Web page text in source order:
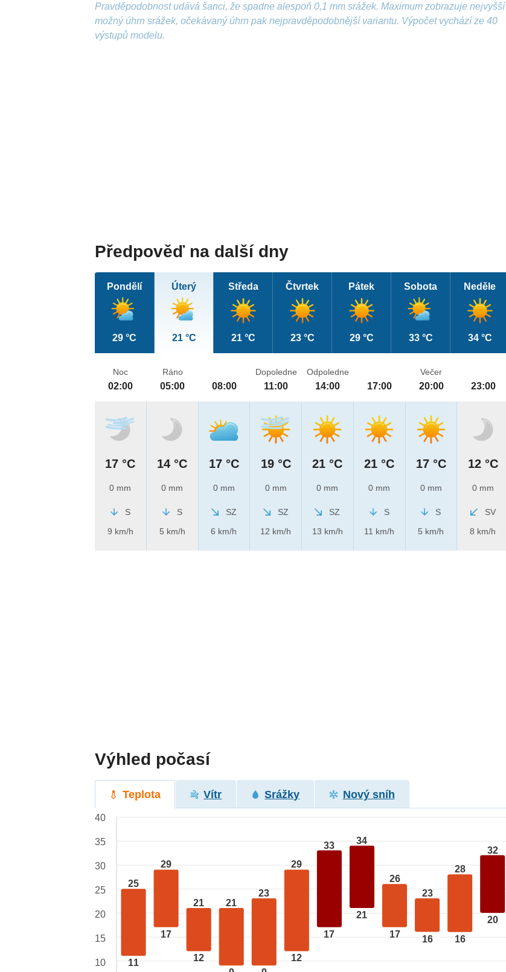
Pravděpodobnost udává šanci, že spadne alespoň 0,1 mm srážek. Maximum zobrazuje nejvyšší
možný úhrn srážek, očekávaný úhrn pak nejpravděpodobnější variantu. Výpočet vychází ze 40
výstupů modelu.
Předpověď na další dny
Pondělí
29 °C
Úterý
21 °C
Středa
21 °C
Čtvrtek
23 °C
Pátek
29 °C
Sobota
33 °C
Neděle
34 °C
Noc
02:00
17 °C
0 mm
S
9 km/h
Ráno
05:00
14 °C
0 mm
S
5 km/h
08:00
17 °C
0 mm
SZ
6 km/h
Dopoledne
11:00
19 °C
0 mm
SZ
12 km/h
Odpoledne
14:00
21 °C
0 mm
SZ
13 km/h
17:00
21 °C
0 mm
S
11 km/h
Večer
20:00
17 °C
0 mm
S
5 km/h
23:00
12 °C
0 mm
SV
8 km/h
Výhled počasí
Teplota Vítr Srážky Nový sníh
25
11
29
17
21
12
21
23
29
12
33
17
34
21
26
17
23
16
28
16
32
20
40
35
30
25
20
15
10